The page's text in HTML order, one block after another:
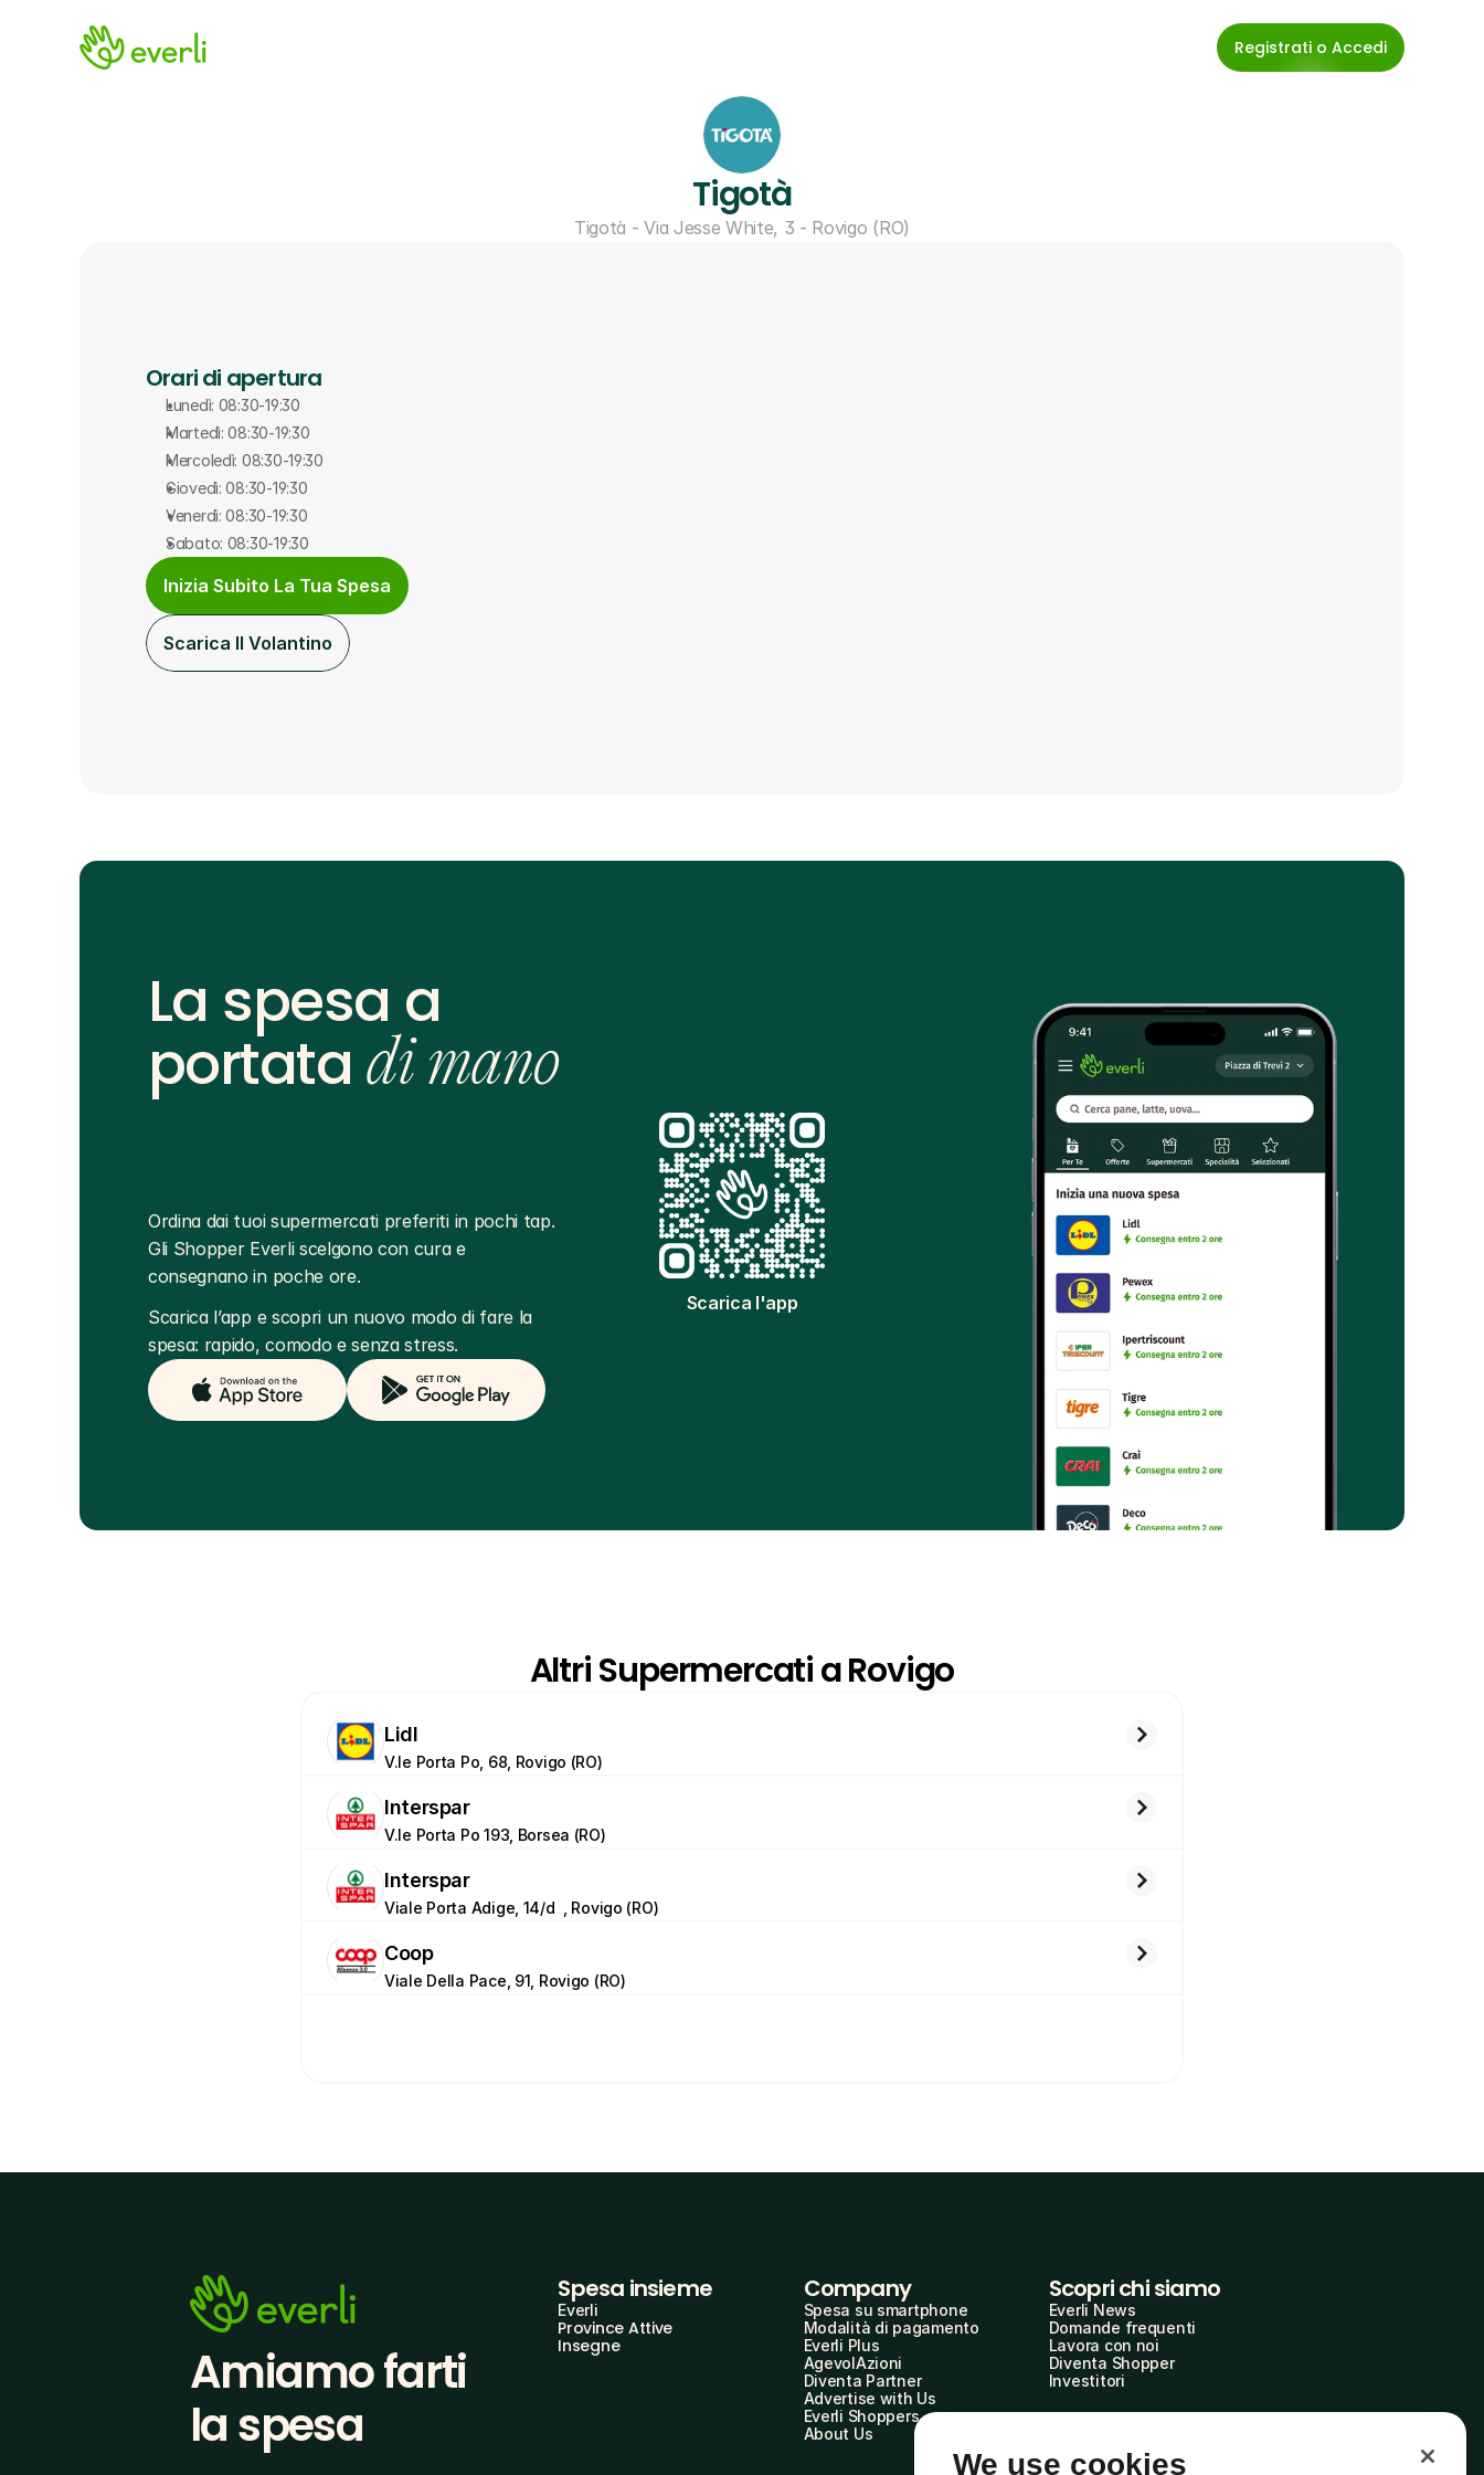
Registrati o Accedi
Tigotà
Tigotà - Via Jesse White, 3 - Rovigo (RO)
Orari di apertura
Lunedì: 08:30-19:30
Martedì: 08:30-19:30
Mercoledì: 08:30-19:30
Giovedì: 08:30-19:30
Venerdì: 08:30-19:30
Sabato: 08:30-19:30
Inizia Subito La Tua Spesa
Scarica Il Volantino
Scarica l'app
La spesa a
portata di mano
Ordina dai tuoi supermercati preferiti in pochi tap.
Gli Shopper Everli scelgono con cura e
consegnano in poche ore.
Scarica l’app e scopri un nuovo modo di fare la
spesa: rapido, comodo e senza stress.
Altri Supermercati a Rovigo
Lidl
V.le Porta Po, 68, Rovigo (RO)
Interspar
V.le Porta Po 193, Borsea (RO)
Interspar
Viale Porta Adige, 14/d  , Rovigo (RO)
Coop
Viale Della Pace, 91, Rovigo (RO)
Amiamo farti
la spesa
Spesa insieme
Everli
Province Attive
Insegne
Company
Spesa su smartphone
Modalità di pagamento
Everli Plus
AgevolAzioni
Diventa Partner
Advertise with Us
Everli Shoppers
About Us
Scopri chi siamo
Everli News
Domande frequenti
Lavora con noi
Diventa Shopper
Investitori
We use cookies